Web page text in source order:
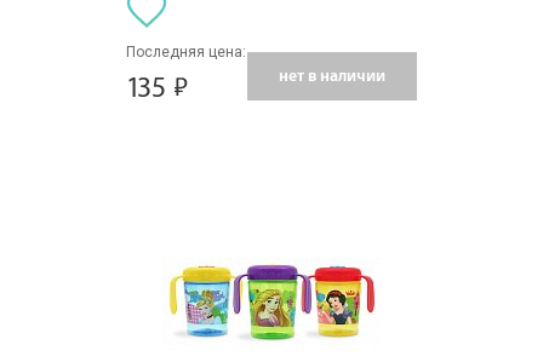
Последняя цена:
135 нет в наличии